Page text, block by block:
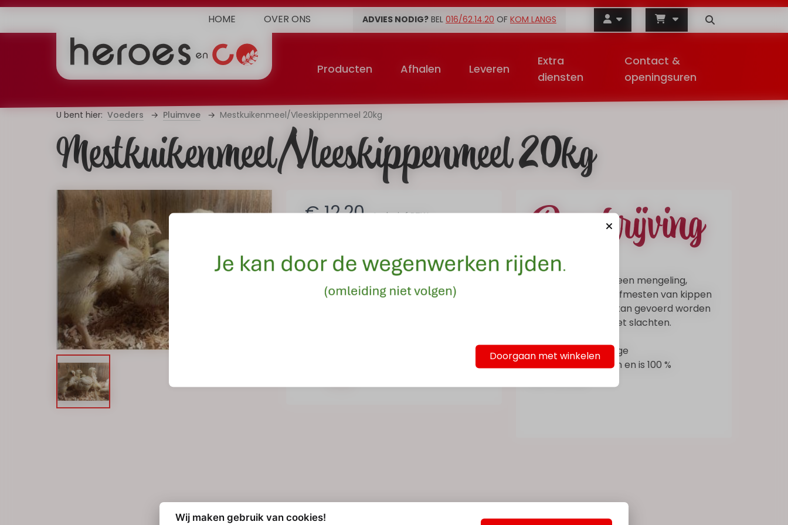
HOME OVER ONS ADVIES NODIG? BEL 016/62.14.20 OF KOM LANGS
Producten Afhalen Leveren
Extra
diensten
Contact &
openingsuren
Voeders Pluimvee Mestkuikenmeel/Vleeskippenmeel 20kg
Mestkuikenmeel/Vleeskippenmeel 20kg
€ 12,20
Dit product kan niet online gekocht
Beschrijving
Mestkuikenmeel is een mengeling,
geschikt voor het afmesten van kippen
en kalkoenen. Het kan gevoerd worden
van dag 1 tot aan het slachten.
Het bevat alle nodige
voedingselementen en is 100 %
Doorgaan met winkelen
Wij maken gebruik van cookies!